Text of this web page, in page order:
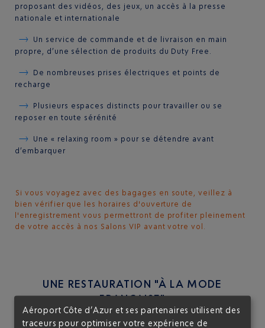
proposant des vidéos, des jeux, un accès à la presse
nationale et internationale
Un service de commande et de livraison en main
propre, d’une sélection de produits du Duty Free.
De nombreuses prises électriques et points de
recharge
Plusieurs espaces distincts pour travailler ou se
reposer en toute sérénité
Une « relaxing room » pour se détendre avant
d’embarquer
Si vous voyagez avec des bagages en soute, veillez à
bien vérifier que les horaires d'ouverture de
l'enregistrement vous permettront de profiter pleinement
de votre accès à nos Salons VIP avant votre vol.
UNE RESTAURATION "À LA MODE
FRANÇAISE"
Aéroport Côte d’Azur et ses partenaires utilisent des
traceurs pour optimiser votre expérience de